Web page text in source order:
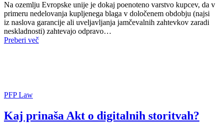
Na ozemlju Evropske unije je dokaj poenoteno varstvo kupcev, da v
primeru nedelovanja kupljenega blaga v določenem obdobju (najsi
iz naslova garancije ali uveljavljanja jamčevalnih zahtevkov zaradi
neskladnosti) zahtevajo odpravo…
Preberi več
PFP Law
Kaj prinaša Akt o digitalnih storitvah?